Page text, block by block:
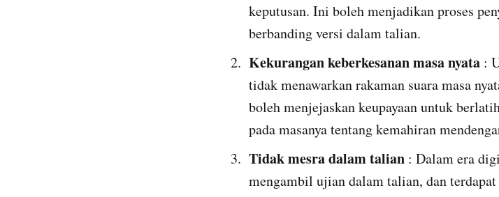
keputusan. Ini boleh menjadikan proses
berbanding versi dalam talian.
Kekurangan keberkesanan masa nyata :
tidak menawarkan rakaman suara masa
boleh menjejaskan keupayaan untuk
pada masanya tentang kemahiran
Tidak mesra dalam talian : Dalam era
mengambil ujian dalam talian, dan